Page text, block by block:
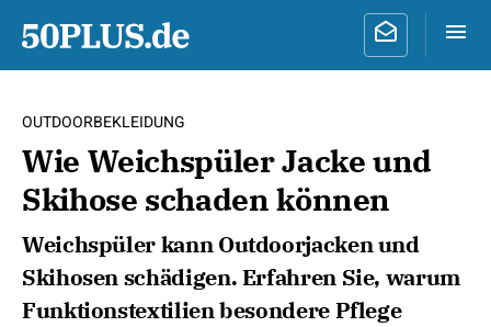
OUTDOORBEKLEIDUNG
Wie Weichspüler Jacke und
Skihose schaden können
Weichspüler kann Outdoorjacken und
Skihosen schädigen. Erfahren Sie, warum
Funktionstextilien besondere Pflege